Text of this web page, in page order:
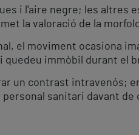
i l'aire negre; les altres
la valoració de la
el moviment ocasiona
immòbil durant el
un contrast intravenós;
sanitari davant